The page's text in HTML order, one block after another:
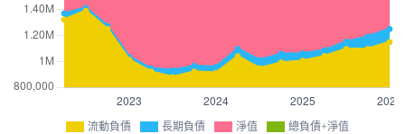
流動負債 長期負債 淨值 總負債+淨值